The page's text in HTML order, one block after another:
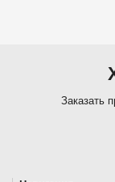
Заказать